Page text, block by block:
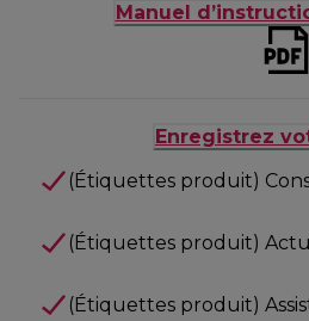
Manuel
Enregistrez
(Étiquettes produit)
(Étiquettes produit)
(Étiquettes produit)